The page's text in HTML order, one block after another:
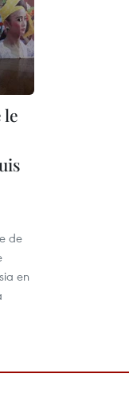
le
de
en